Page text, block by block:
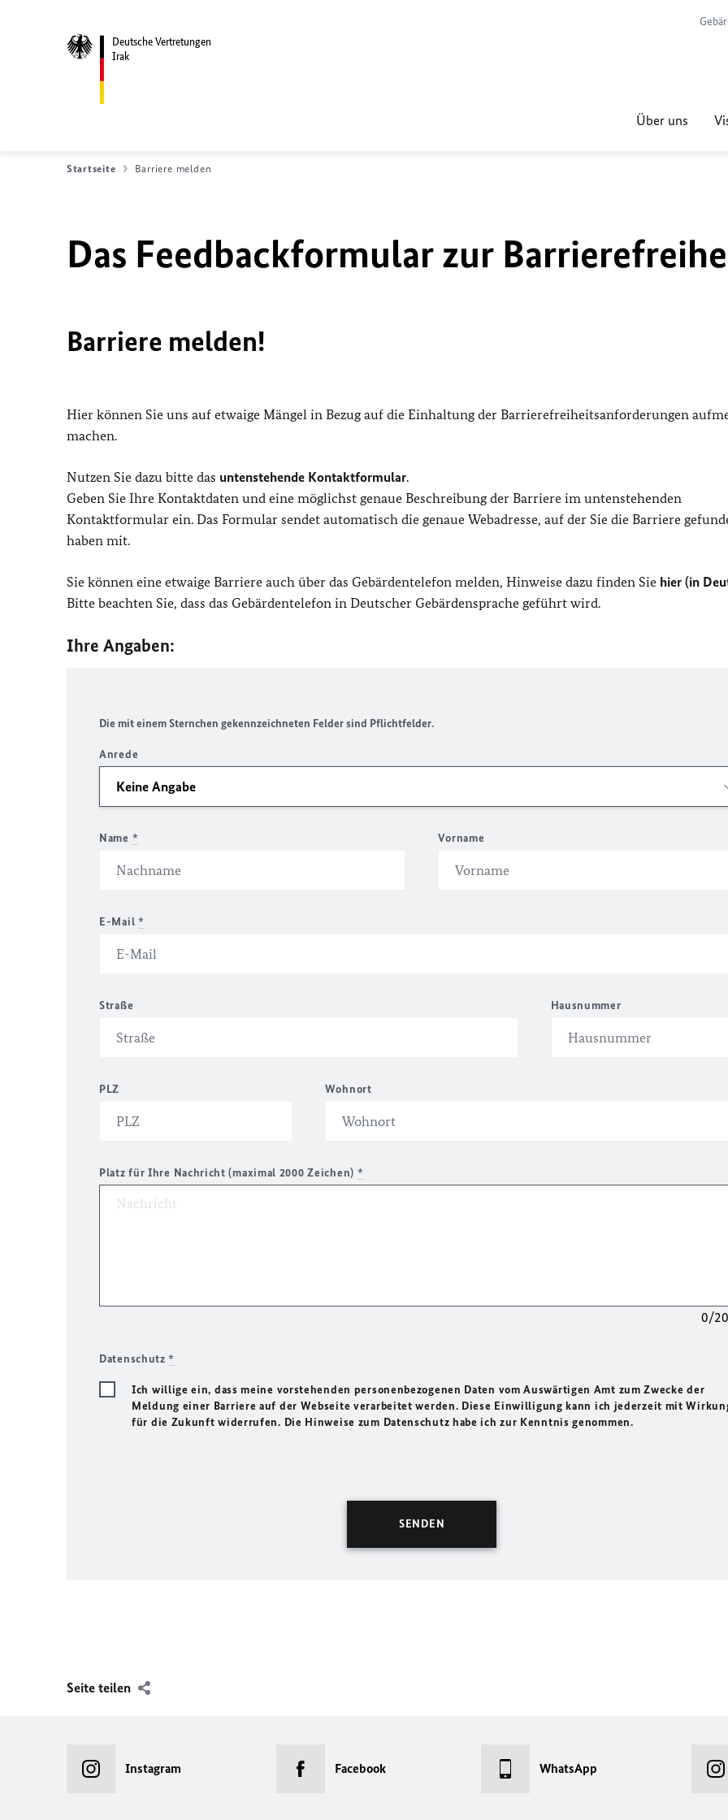
Deutsche Vertretungen
Irak
Über uns
Startseite Barriere melden
Das Feedbackformular zur
Barriere melden!
Hier können Sie uns auf etwaige Mängel in Bezug auf die Einhaltung der Barrierefreiheitsanforderungen
machen.
Nutzen Sie dazu bitte das untenstehende Kontaktformular.
Geben Sie Ihre Kontaktdaten und eine möglichst genaue Beschreibung der Barriere im untenstehenden
Kontaktformular ein. Das Formular sendet automatisch die genaue Webadresse, auf der Sie die Barriere
haben mit.
Sie können eine etwaige Barriere auch über das Gebärdentelefon melden, Hinweise dazu finden Sie hier (in
Bitte beachten Sie, dass das Gebärdentelefon in Deutscher Gebärdensprache geführt wird.
Ihre Angaben:
Die mit einem Sternchen gekennzeichneten Felder sind Pflichtfelder.
Anrede
Name * Vorname
E-Mail *
Straße Hausnummer
PLZ Wohnort
Platz für Ihre Nachricht (maximal 2000 Zeichen) *
0/
Datenschutz*
Ich willige ein, dass meine vorstehenden personenbezogenen Daten vom Auswärtigen Amt zum Zwecke der
Meldung einer Barriere auf der Webseite verarbeitet werden. Diese Einwilligung kann ich jederzeit mit
für die Zukunft widerrufen. Die Hinweise zum Datenschutz habe ich zur Kenntnis genommen.
Seite teilen
Instagram Facebook WhatsApp